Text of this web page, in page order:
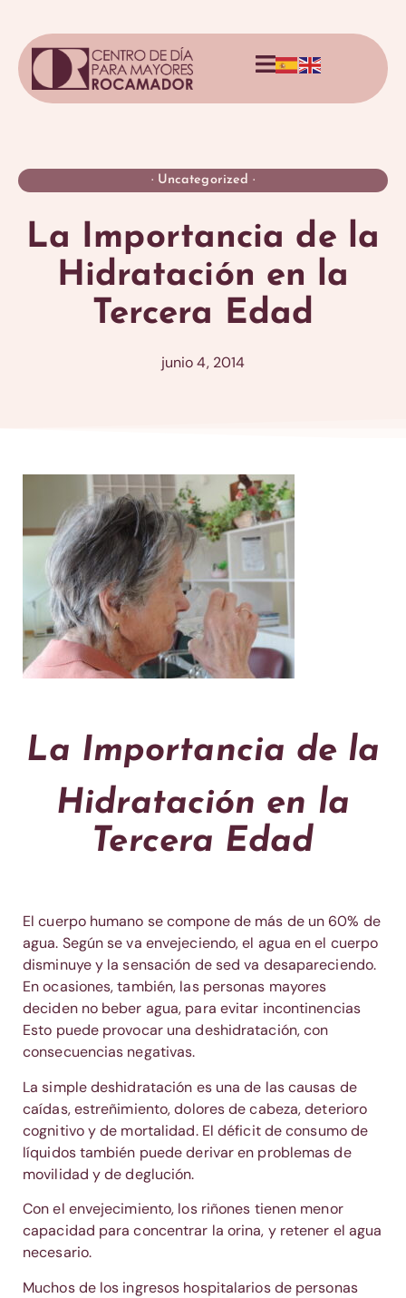
· Uncategorized ·
La Importancia de la
Hidratación en la
Tercera Edad
junio 4, 2014
La Importancia de la
Hidratación en la
Tercera Edad
El cuerpo humano se compone de más de un 60% de
agua. Según se va envejeciendo, el agua en el cuerpo
disminuye y la sensación de sed va desapareciendo.
En ocasiones, también, las personas mayores
deciden no beber agua, para evitar incontinencias
Esto puede provocar una deshidratación, con
consecuencias negativas.
La simple deshidratación es una de las causas de
caídas, estreñimiento, dolores de cabeza, deterioro
cognitivo y de mortalidad. El déficit de consumo de
líquidos también puede derivar en problemas de
movilidad y de deglución.
Con el envejecimiento, los riñones tienen menor
capacidad para concentrar la orina, y retener el agua
necesario.
Muchos de los ingresos hospitalarios de personas